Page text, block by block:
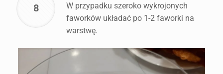
8
W przypadku szeroko wykrojonych
faworków układać po 1-2 faworki na
warstwę.